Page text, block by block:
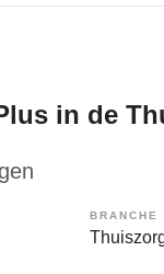
in de
BRANCHE